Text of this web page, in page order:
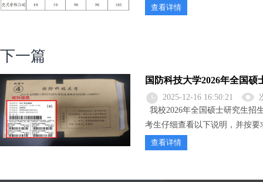
查看详情
下一篇
国防科技大学2026年全国
袋使用说明
2025-12-16 16:50:21
我校2026年全国硕士研究生招
考生仔细查看以下说明，并
查看详情